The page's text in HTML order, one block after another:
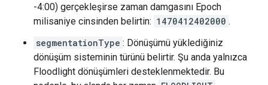
-4:00) gerçekleşirse zaman damgasını Epoch
milisaniye cinsinden belirtin: 1470412402000 .
segmentationType : Dönüşümü yüklediğiniz
dönüşüm sisteminin türünü belirtir. Şu anda yalnızca
Floodlight dönüşümleri desteklenmektedir. Bu